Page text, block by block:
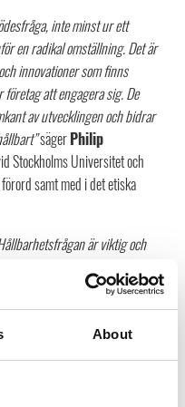
About
inte minst ur ett
en radikal omställning. Det är
innovationer som finns
att engagera sig. De
av utvecklingen och bidrar
sägerPhilip
Stockholms Universitet och
samt med i det etiska
är viktig och
vi vill vara med och skapa en
sägerJanike
Grübb
hos Stockholm